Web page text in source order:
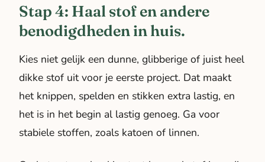
Stap 4: Haal stof en andere
benodigdheden in huis.
Kies niet gelijk een dunne, glibberige of juist heel
dikke stof uit voor je eerste project. Dat maakt
het knippen, spelden en stikken extra lastig, en
het is in het begin al lastig genoeg. Ga voor
stabiele stoffen, zoals katoen of linnen.